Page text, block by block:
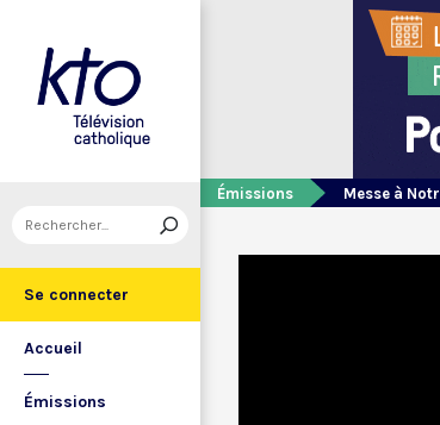
Se connecter
Accueil
Émissions
Émissions Messe à